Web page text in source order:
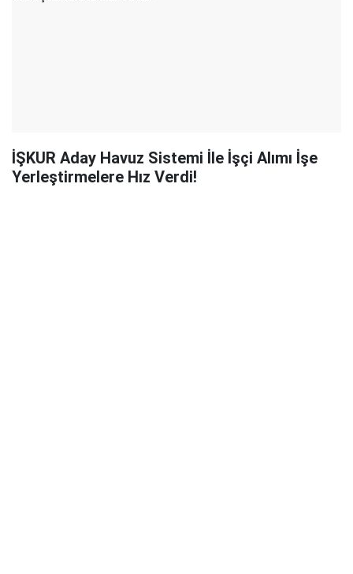
İŞKUR Aday Havuz Sistemi İle İşçi Alımı İşe
Yerleştirmelere Hız Verdi!